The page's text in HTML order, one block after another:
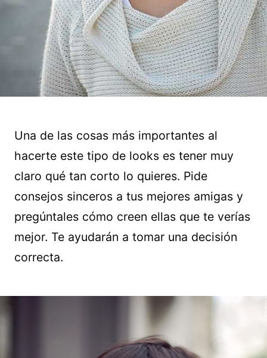
Una de las cosas más importantes al
hacerte este tipo de looks es tener muy
claro qué tan corto lo quieres. Pide
consejos sinceros a tus mejores amigas y
pregúntales cómo creen ellas que te verías
mejor. Te ayudarán a tomar una decisión
correcta.